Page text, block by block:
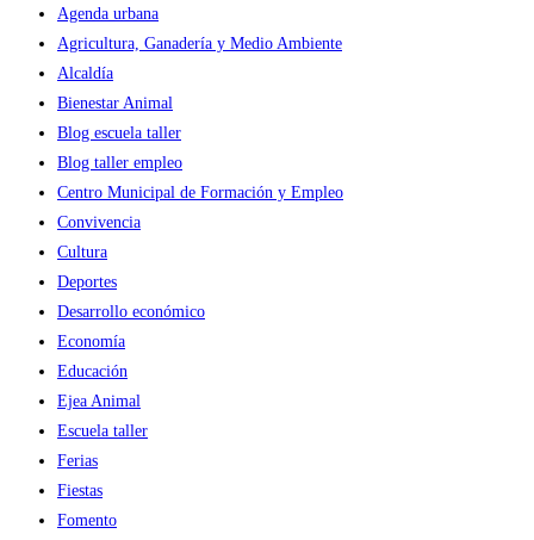
Agenda urbana
Agricultura, Ganadería y Medio Ambiente
Alcaldía
Bienestar Animal
Blog escuela taller
Blog taller empleo
Centro Municipal de Formación y Empleo
Convivencia
Cultura
Deportes
Desarrollo económico
Economía
Educación
Ejea Animal
Escuela taller
Ferias
Fiestas
Fomento